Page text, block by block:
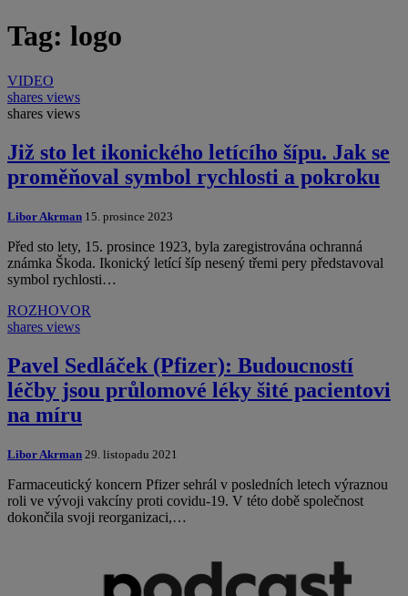
Tag: logo
VIDEO
shares views
shares views
Již sto let ikonického letícího šípu. Jak se
proměňoval symbol rychlosti a pokroku
Libor Akrman 15. prosince 2023
Před sto lety, 15. prosince 1923, byla zaregistrována ochranná
známka Škoda. Ikonický letící šíp nesený třemi pery představoval
symbol rychlosti…
ROZHOVOR
shares views
Pavel Sedláček (Pfizer): Budoucností
léčby jsou průlomové léky šité pacientovi
na míru
Libor Akrman 29. listopadu 2021
Farmaceutický koncern Pfizer sehrál v posledních letech výraznou
roli ve vývoji vakcíny proti covidu-19. V této době společnost
dokončila svoji reorganizaci,…